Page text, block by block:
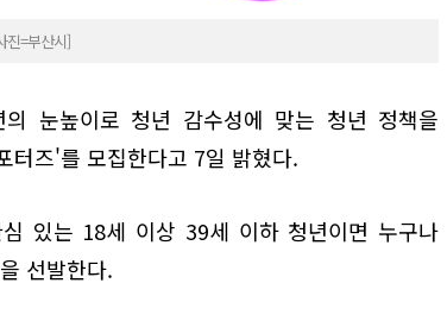
진=부산시]
눈높이로 청년 감수성에 맞는 청년 정책을
터즈'를 모집한다고 7일 밝혔다.
있는 18세 이상 39세 이하 청년이면 누구나
선발한다.